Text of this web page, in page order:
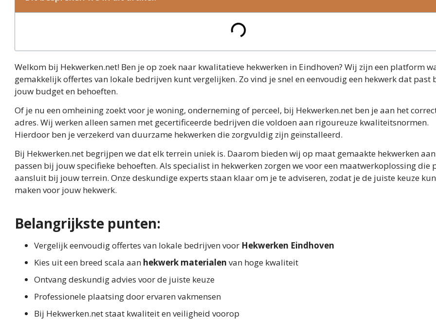
Welkom bij Hekwerken.net! Ben je op zoek naar kwalitatieve hekwerken in Eindhoven? Wij zijn een platform
gemakkelijk offertes van lokale bedrijven kunt vergelijken. Zo vind je snel en eenvoudig een hekwerk dat past
jouw budget en behoeften.
Of je nu een omheining zoekt voor je woning, onderneming of perceel, bij Hekwerken.net ben je aan het
adres. Wij werken alleen samen met gecertificeerde bedrijven die voldoen aan rigoureuze kwaliteitsnormen.
Hierdoor ben je verzekerd van duurzame hekwerken die zorgvuldig zijn geïnstalleerd.
Bij Hekwerken.net begrijpen we dat elk terrein uniek is. Daarom bieden wij op maat gemaakte hekwerken
passen bij jouw specifieke behoeften. Als specialist in hekwerken zorgen we voor een maatwerkoplossing die
aansluit bij jouw terrein. Onze deskundige experts staan klaar om je te adviseren, zodat je de juiste keuze
maken voor jouw hekwerk.
Belangrijkste punten:
Vergelijk eenvoudig offertes van lokale bedrijven voor Hekwerken Eindhoven
Kies uit een breed scala aan hekwerk materialen van hoge kwaliteit
Ontvang deskundig advies voor de juiste keuze
Professionele plaatsing door ervaren vakmensen
Bij Hekwerken.net staat kwaliteit en veiligheid voorop